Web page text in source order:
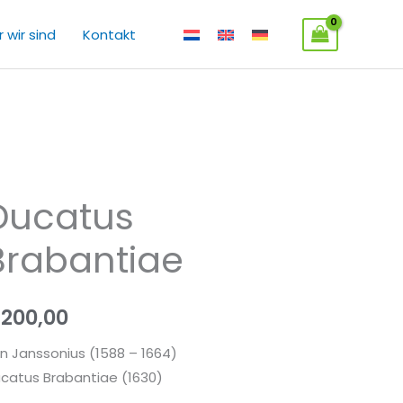
wir sind Kontakt
200,00
Janssonius (1588 – 1664)
Brabantiae (1630)